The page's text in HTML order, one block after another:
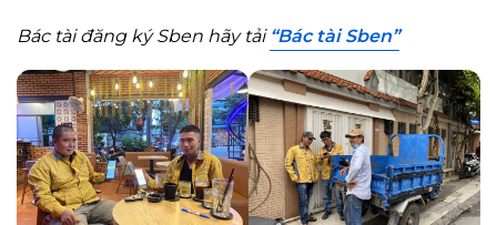
Bác tài đăng ký Sben hãy tải “Bác tài Sben”